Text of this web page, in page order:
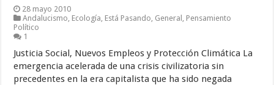
28 mayo 2010
Andalucismo, Ecología, Está Pasando, General , Pensamiento
Político
1
Justicia Social, Nuevos Empleos y Protección Climática La
emergencia acelerada de una crisis civilizatoria sin
precedentes en la era capitalista que ha sido negada